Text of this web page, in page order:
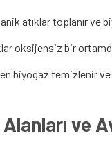
atıklar toplanır ve
oksijensiz bir
biyogaz temizlenir
ve